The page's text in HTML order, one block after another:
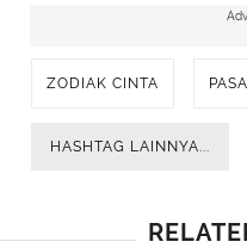
ZODIAK CINTA
HASHTAG LAINNYA...